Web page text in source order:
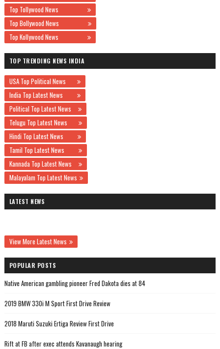
Top Tollywood News
Top Bollywood News
Top Kollywood News
TOP TRENDING NEWS INDIA
USA Top Political News
India Top Latest News
Political Top Latest News
Telugu Top Latest News
Hindi Top Latest News
Tamil Top Latest News
Kannada Top Latest News
Malayalam Top Latest News
LATEST NEWS
View More Latest News
POPULAR POSTS
Native American gambling pioneer Fred Dakota dies at 84
2019 BMW 330i M Sport First Drive Review
2018 Maruti Suzuki Ertiga Review First Drive
Rift at FB after exec attends Kavanaugh hearing